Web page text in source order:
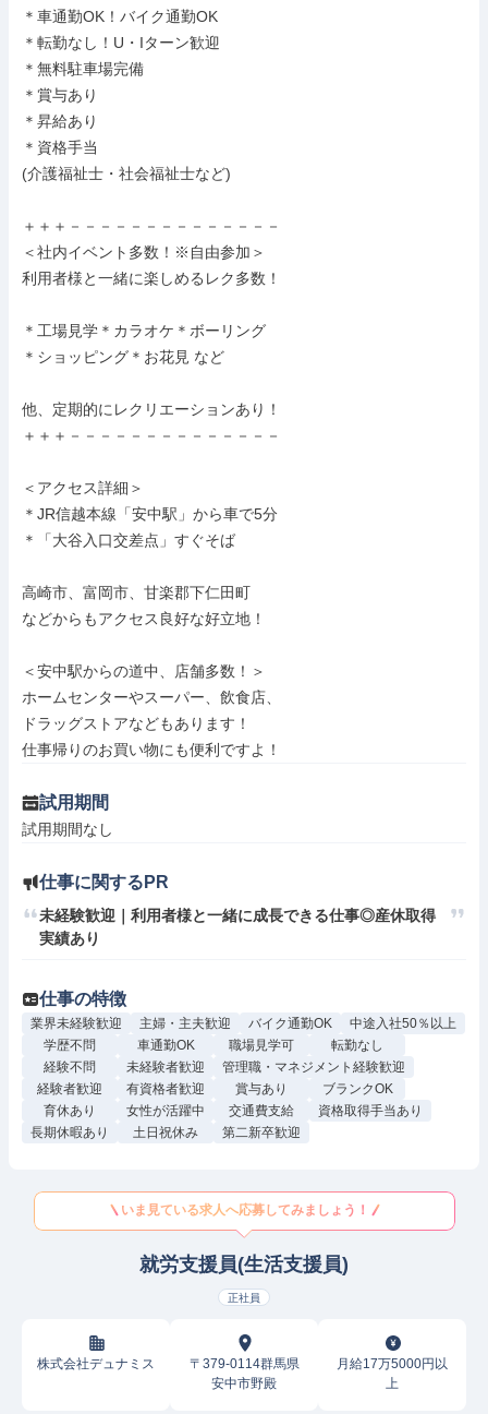
＊車通勤OK！バイク通勤OK
＊転勤なし！U・Iターン歓迎
＊無料駐車場完備
＊賞与あり
＊昇給あり
＊資格手当
(介護福祉士・社会福祉士など)
＋＋＋－－－－－－－－－－－－－－
＜社内イベント多数！※自由参加＞
利用者様と一緒に楽しめるレク多数！
＊工場見学＊カラオケ＊ボーリング
＊ショッピング＊お花見 など
他、定期的にレクリエーションあり！
＋＋＋－－－－－－－－－－－－－－
＜アクセス詳細＞
＊JR信越本線「安中駅」から車で5分
＊「大谷入口交差点」すぐそば
高崎市、富岡市、甘楽郡下仁田町
などからもアクセス良好な好立地！
＜安中駅からの道中、店舗多数！＞
ホームセンターやスーパー、飲食店、
ドラッグストアなどもあります！
仕事帰りのお買い物にも便利ですよ！
試用期間
試用期間なし
仕事に関するPR
未経験歓迎｜利用者様と一緒に成長できる仕事◎産休取得
実績あり
仕事の特徴
業界未経験歓迎 主婦・主夫歓迎 バイク通勤OK
中途入社50％以上
学歴不問
車通勤OK 職場見学可
転勤なし
経験不問
未経験者歓迎
管理職・マネジメント経験歓迎
経験者歓迎
有資格者歓迎 賞与あり
ブランクOK
育休あり
女性が活躍中 交通費支給
資格取得手当あり
長期休暇あり
土日祝休み 第二新卒歓迎
いま見ている求人へ応募してみましょう！
就労支援員(生活支援員)
正社員
株式会社デュナミス
〒379-0114群馬県
安中市野殿
月給17万5000円以
上